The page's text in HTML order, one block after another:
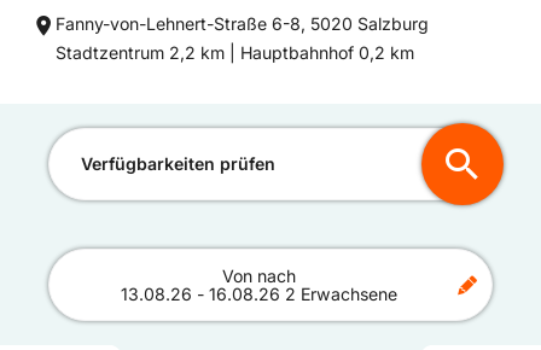
Fanny-von-Lehnert-Straße 6-8, 5020 Salzburg
Entfernung
Stadtzentrum 2,2 km | Entfernung
Hauptbahnhof 0,2 km
Verfügbarkeiten prüfen
Von nach
13.08.26 - 16.08.26 2 Erwachsene